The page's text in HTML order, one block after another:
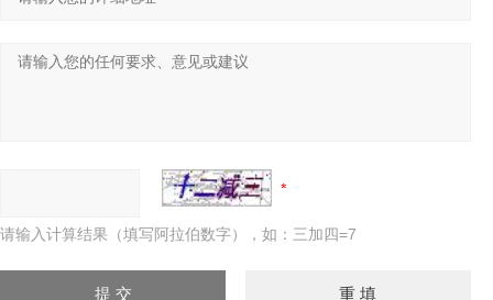
请输入计算结果（填写阿拉伯数字），如：三加四=7